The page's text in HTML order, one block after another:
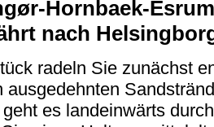
Hornbaek-
nach
radeln Sie zunächst
ausgedehnten
es landeinwärts